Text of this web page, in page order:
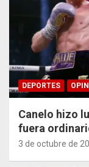
DEPORTES
Canelo hizo
fuera
3 de octubre de